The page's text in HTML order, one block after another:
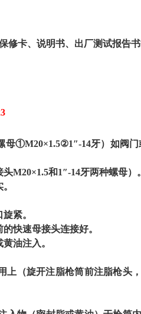
修卡、说明书、出厂测试报告
①M20×1.5②1″-14牙）如阀
M20×1.5和1″-14牙两种螺母）。
紧。
快速母接头连接好。
油注入。
上（旋开注脂枪筒前注脂枪头